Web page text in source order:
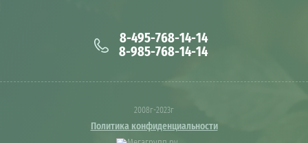
8-495-768-14-14
8-985-768-14-14
2008г-2023г
Политика конфиденциальности